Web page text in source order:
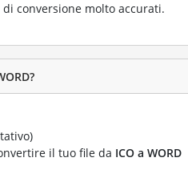
conversione molto accurati.
il tuo file da ICO a WORD